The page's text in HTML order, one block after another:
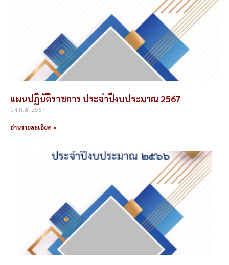
แผนปฏิบัติราชการ ประจำปีงบประมาณ 2567
14 ม.ค. 2567
อ่านรายละเอียด »